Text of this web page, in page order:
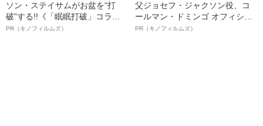
ソン・ステイサムがお盆を“打
破”する!!《「眠眠打破」コラ
ボ》
PR（キノフィルムズ）
父ジョセフ・ジャクソン役、コ
ールマン・ドミンゴ オフィシャ
ルインタビュー“観客を魅了した
PR（キノフィルムズ）